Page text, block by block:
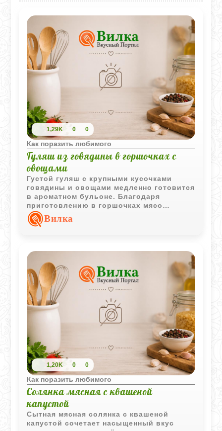
1,29K 0 0
Как поразить любимого
Гуляш из говядины в горшочках с
овощами
Густой гуляш с крупными кусочками
говядины и овощами медленно готовится
в ароматном бульоне. Благодаря
приготовлению в горшочках мясо
становится мягким, а овощи насыщаются
вкусом пряного мясного соуса.
Вилка
1,20K 0 0
Как поразить любимого
Солянка мясная с квашеной
капустой
Сытная мясная солянка с квашеной
капустой сочетает насыщенный вкус